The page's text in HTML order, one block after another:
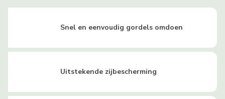
Snel en eenvoudig gordels omdoen
Uitstekende zijbescherming